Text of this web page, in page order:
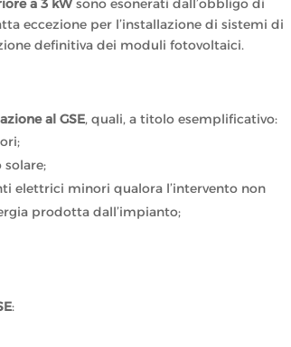
a 3 kW sono esonerati dall’obbligo di
eccezione per l’installazione di sistemi di
definitiva dei moduli fotovoltaici.
al GSE, quali, a titolo esemplificativo:
elettrici minori qualora l’intervento non
prodotta dall’impianto;
: